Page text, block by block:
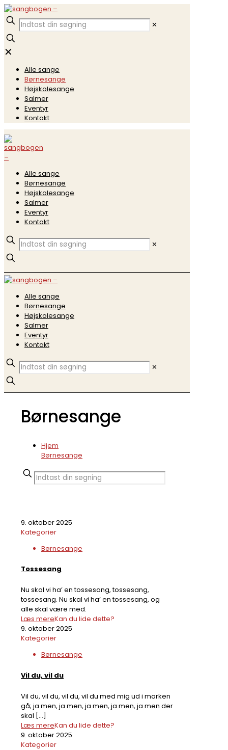
✕
✕
Alle sange
Børnesange
Højskolesange
Salmer
Eventyr
Kontakt
Alle sange
Børnesange
Højskolesange
Salmer
Eventyr
Kontakt
✕
Alle sange
Børnesange
Højskolesange
Salmer
Eventyr
Kontakt
✕
Børnesange
Hjem
Børnesange
9. oktober 2025
Kategorier
Børnesange
Tossesang
Nu skal vi ha’ en tossesang, tossesang,
tossesang. Nu skal vi ha’ en tossesang, og
alle skal være med.
Kan du lide dette?
Læs mere
9. oktober 2025
Kategorier
Børnesange
Vil du, vil du
Vil du, vil du, vil du, vil du med mig ud i marken
gå; ja men, ja men, ja men, ja men, ja men der
skal […]
Kan du lide dette?
Læs mere
9. oktober 2025
Kategorier